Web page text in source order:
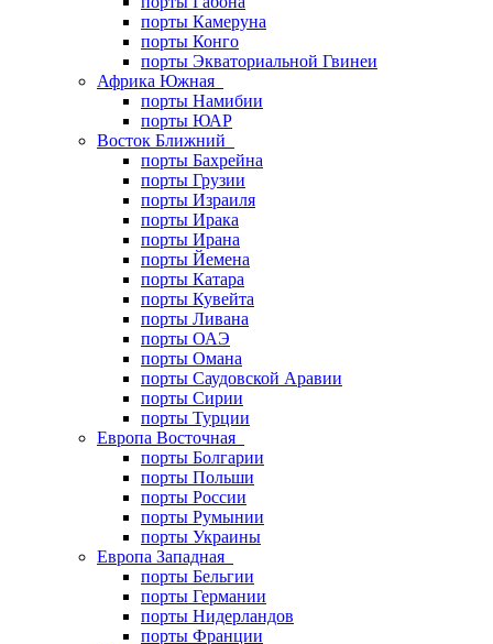
порты Камеруна
порты Конго
порты Экваториальной Гвинеи
Африка Южная
порты Намибии
порты ЮАР
Восток Ближний
порты Бахрейна
порты Грузии
порты Израиля
порты Ирака
порты Ирана
порты Йемена
порты Катара
порты Кувейта
порты Ливана
порты ОАЭ
порты Омана
порты Саудовской Аравии
порты Сирии
порты Турции
Европа Восточная
порты Болгарии
порты Польши
порты России
порты Румынии
порты Украины
Европа Западная
порты Бельгии
порты Германии
порты Нидерландов
порты Франции